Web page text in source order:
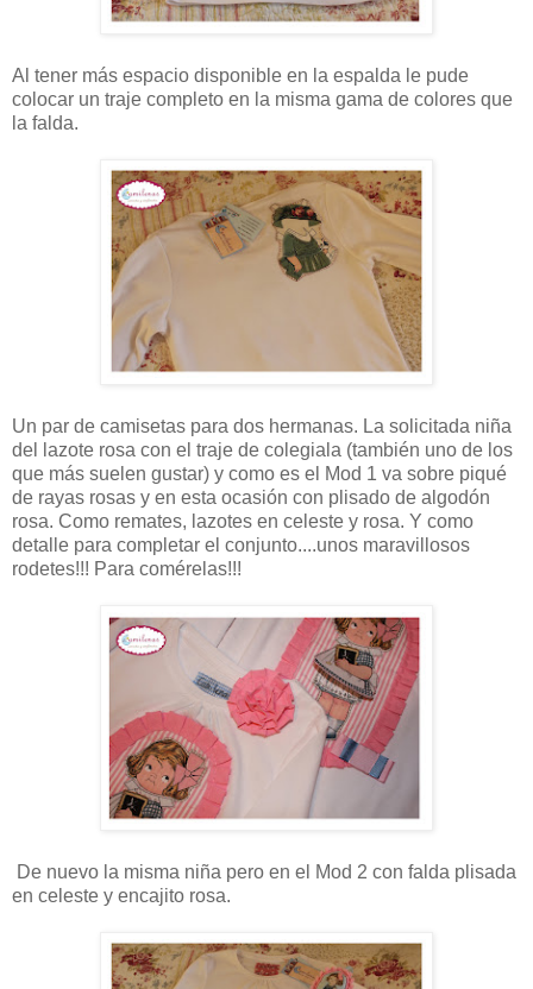
Al tener más espacio disponible en la espalda le pude
colocar un traje completo en la misma gama de colores que
la falda.
Un par de camisetas para dos hermanas. La solicitada niña
del lazote rosa con el traje de colegiala (también uno de los
que más suelen gustar) y como es el Mod 1 va sobre piqué
de rayas rosas y en esta ocasión con plisado de algodón
rosa. Como remates, lazotes en celeste y rosa. Y como
detalle para completar el conjunto....unos maravillosos
rodetes!!! Para comérelas!!!
De nuevo la misma niña pero en el Mod 2 con falda plisada
en celeste y encajito rosa.